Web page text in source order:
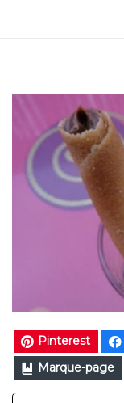
Pinterest
Marque-page